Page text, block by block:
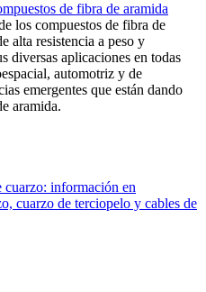
de fibra de aramida
los compuestos de fibra de
alta resistencia a peso y
diversas aplicaciones en todas
automotriz y de
emergentes que están dando
aramida.
cuarzo: información en
cuarzo de terciopelo y cables de